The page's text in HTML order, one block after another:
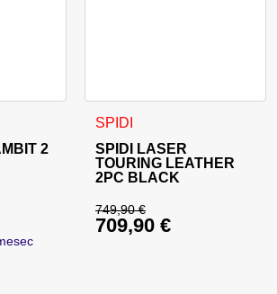
2
bila: 189,95 €.
je: 179,00 €.
SPIDI
SPIDI LASER
TOURING LEATHER
2PC BLACK
749,90€
Izvirna cena je bila:
709,90 €
Ta izdelek ima več različic.